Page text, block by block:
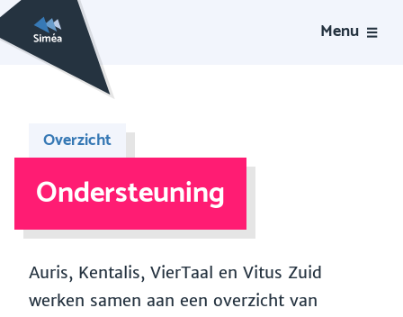
Menu
Overzicht
Ondersteuning
Auris, Kentalis, VierTaal en Vitus Zuid
werken samen aan een overzicht van